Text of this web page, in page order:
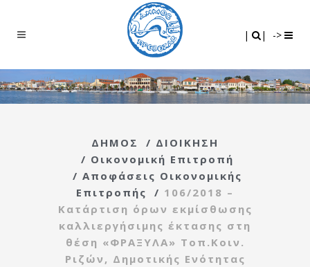
| | ->
ΔΗΜΟΣ / ΔΙΟΙΚΗΣΗ
/ Οικονομική Επιτροπή
/ Αποφάσεις Οικονομικής
Επιτροπής
/ 106/2018 –
Κατάρτιση όρων εκμίσθωσης
καλλιεργήσιμης έκτασης στη
θέση «ΦΡΑΞΥΛΑ» Τοπ.Κοιν.
Ριζών, Δημοτικής Ενότητας